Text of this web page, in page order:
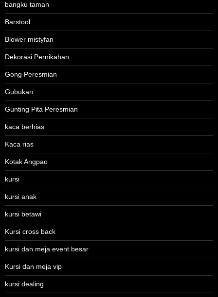
bangku taman
Barstool
Blower mistyfan
Dekorasi Pernikahan
Gong Peresmian
Gubukan
Gunting Pita Peresmian
kaca berhias
Kaca rias
Kotak Angpao
kursi
kursi anak
kursi betawi
Kursi cross back
kursi dan meja event besar
Kursi dan meja vip
kursi dealing